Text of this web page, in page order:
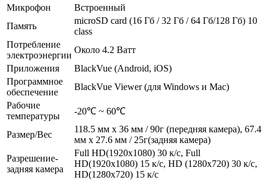
Микрофон
Встроенный
Память
microSD card (16 Гб / 32 Гб / 64 Гб/128 Гб) 10
class
Потребление
электроэнергии
Около 4.2 Ватт
Приложения
BlackVue (Android, iOS)
Программное
обеспечение
BlackVue Viewer (для Windows и Mac)
Рабочие
температуры
-20℃ ~ 60℃
Размер/Вес
118.5 мм x 36 мм / 90г (передняя камера), 67.4
мм x 27.6 мм / 25г(задняя камера)
Разрешение-
задняя камера
Full HD(1920x1080) 30 к/с, Full
HD(1920x1080) 15 к/с, HD (1280x720) 30 к/с,
HD(1280x720) 15 к/с